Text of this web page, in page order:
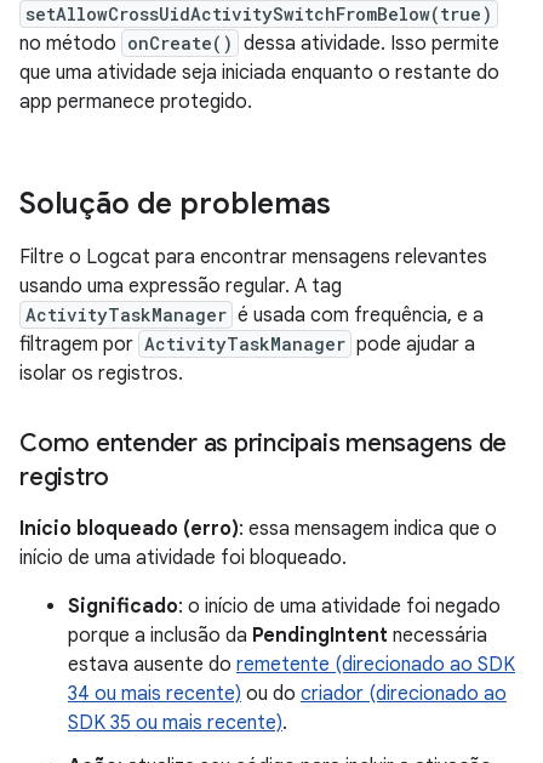
setAllowCrossUidActivitySwitchFromBelow(true)
no método onCreate() dessa atividade. Isso permite
que uma atividade seja iniciada enquanto o restante do
app permanece protegido.
Solução de problemas
Filtre o Logcat para encontrar mensagens relevantes
usando uma expressão regular. A tag
ActivityTaskManager é usada com frequência, e a
filtragem por ActivityTaskManager pode ajudar a
isolar os registros.
Como entender as principais mensagens de
registro
Início bloqueado (erro): essa mensagem indica que o
início de uma atividade foi bloqueado.
Significado: o início de uma atividade foi negado
porque a inclusão da PendingIntent necessária
estava ausente do remetente (direcionado ao SDK
34 ou mais recente) ou do criador (direcionado ao
SDK 35 ou mais recente).